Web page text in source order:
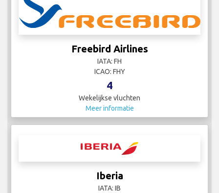
Freebird Airlines
IATA: FH
ICAO: FHY
4
Wekelijkse vluchten
Meer informatie
Iberia
IATA: IB